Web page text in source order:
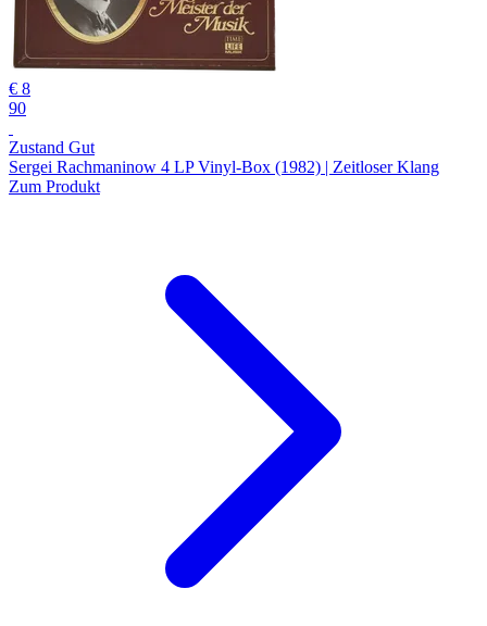
€ 8
90
Zustand Gut
Sergei Rachmaninow 4 LP Vinyl-Box (1982) | Zeitloser Klang
Zum Produkt